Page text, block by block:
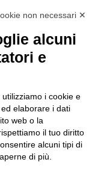
POLICY
non necessari ✕
alcuni
e
i cookie e
elaborare i dati
web o la
il tuo diritto
alcuni tipi di
di più.